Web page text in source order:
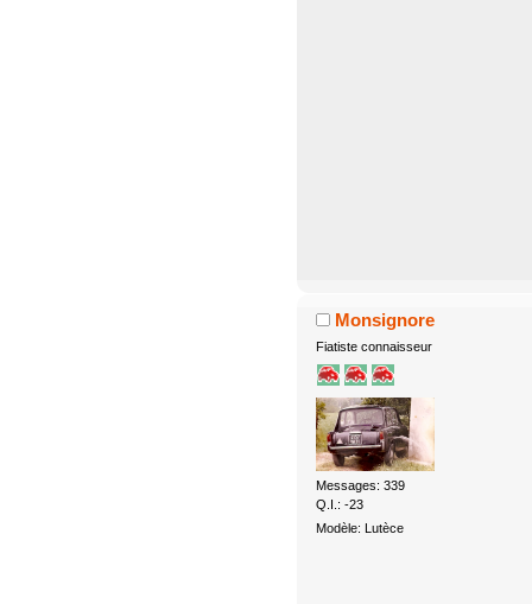
Monsignore
Fiatiste connaisseur
Messages: 339
Q.I.: -23
Modèle: Lutèce